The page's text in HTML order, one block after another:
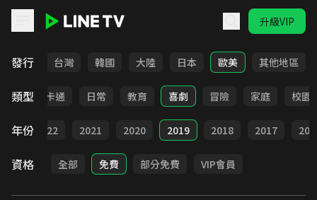
升級VIP
發行
全部 台灣 韓國 大陸 日本 歐美 其他地區
類型
全部 卡通 日常 教育 喜劇 冒險 家庭 校園
年份 2022 2021 2020 2019 2018 2017
資格 全部 免費 部分免費 VIP會員